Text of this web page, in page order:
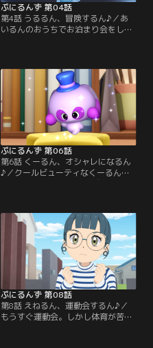
ぷにるんず 第04話
第4話 うるるん、冒険するん♪／あ
いるんのおうちでお泊まり会をして
んが目を覚ました。起こそうとして
も、だれも起きないぷにるんず。う
るるんは勇気を出して、一人でごは
んを探す冒険に出る。一方、うるる
んがいないことに気づいたあいるん
たちは…。
ぷにるんず 第06話
第6話 くーるん、オシャレになるん
♪／クールビューティなくーるんに
影響され、オシャレに目ざめたあい
ットへ買い物に。ちょうネクタイや
王冠など、オシャレなアイテムをそ
ろえていく。しかし、もともとクー
ルビューティな性格じゃないあいる
ん。いまいち、ビシッとキマらな
ぷにるんず 第08話
第8話 えねるん、運動会するん♪／
もうすぐ運動会。しかし体育が苦手